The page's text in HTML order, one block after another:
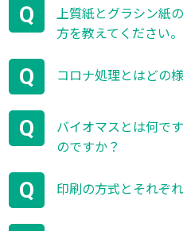
Q
上質紙とグラシン紙
方を教えてください。
Q コロナ処理とはどの
Q
バイオマスとは何で
のですか？
Q 印刷の方式とそれぞ